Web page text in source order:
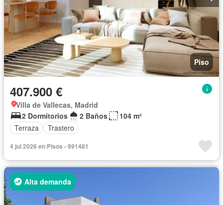
Piso
407.900 €
Villa de Vallecas, Madrid
2 Dormitorios
2 Baños
104 m²
Terraza
Trastero
4 jul 2026 en Pisos - 991481
Alta demanda